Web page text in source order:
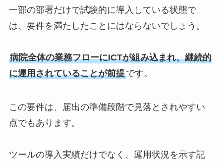
一部の部署だけで試験的に導入している状態で
は、要件を満たしたことにはならないでしょう。
病院全体の業務フローにICTが組み込まれ、継続的
に運用されていることが前提です。
この要件は、届出の準備段階で見落とされやすい
点でもあります。
ツールの導入実績だけでなく、運用状況を示す記